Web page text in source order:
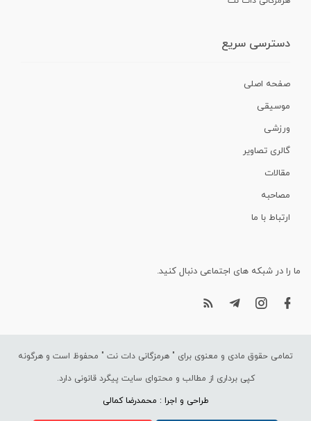
دسترسی سریع
صفحه اصلی
موسیقی
ورزشی
گالری تصاویر
مقالات
مصاحبه
ارتباط با ما
ما را در شبکه های اجتماعی دنبال کنید.
تمامی حقوق مادی و معنوی برای " هرمزگانی دات نت " محفوظ است و هرگونه
کپی برداری از مطالب و محتوای سایت پیگرد قانونی دارد.
طراحی و اجرا : محمدرضا کمالی